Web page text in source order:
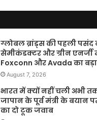
ग्लोबल ब्रांड्स की पहली पसंद
सेमीकंडक्टर और ग्रीन एनर्जी
Foxconn और Avada का बड़ा
August 7, 2026
भारत में क्यों नहीं चली अभी
जापान के पूर्व मंत्री के बयान
का दो टूक जवाब